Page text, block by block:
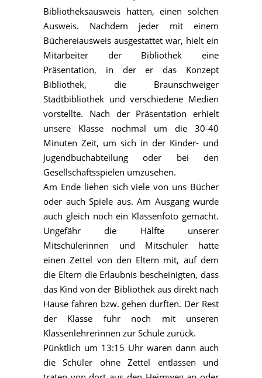
Bibliotheksausweis hatten, einen solchen
Ausweis. Nachdem jeder mit einem
Büchereiausweis ausgestattet war, hielt ein
Mitarbeiter der Bibliothek eine
Präsentation, in der er das Konzept
Bibliothek, die Braunschweiger
Stadtbibliothek und verschiedene Medien
vorstellte. Nach der Präsentation erhielt
unsere Klasse nochmal um die 30-40
Minuten Zeit, um sich in der Kinder- und
Jugendbuchabteilung oder bei den
Gesellschaftsspielen umzusehen.
Am Ende liehen sich viele von uns Bücher
oder auch Spiele aus. Am Ausgang wurde
auch gleich noch ein Klassenfoto gemacht.
Ungefähr die Hälfte unserer
Mitschülerinnen und Mitschüler hatte
einen Zettel von den Eltern mit, auf dem
die Eltern die Erlaubnis bescheinigten, dass
das Kind von der Bibliothek aus direkt nach
Hause fahren bzw. gehen durften. Der Rest
der Klasse fuhr noch mit unseren
Klassenlehrerinnen zur Schule zurück.
Pünktlich um 13:15 Uhr waren dann auch
die Schüler ohne Zettel entlassen und